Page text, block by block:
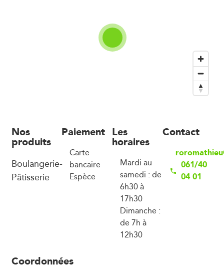
Nos
produits
Boulangerie-
Pâtisserie
Paiement
Carte
bancaire
Espèce
Les
horaires
Mardi au
samedi : de
6h30 à
17h30
Dimanche :
de 7h à
12h30
Contact
061/40
04 01
Coordonnées